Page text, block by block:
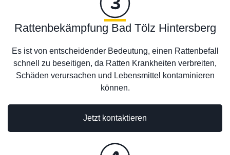
Rattenbekämpfung Bad Tölz Hintersberg
Es ist von entscheidender Bedeutung, einen Rattenbefall
schnell zu beseitigen, da Ratten Krankheiten verbreiten,
Schäden verursachen und Lebensmittel kontaminieren
können.
Jetzt kontaktieren